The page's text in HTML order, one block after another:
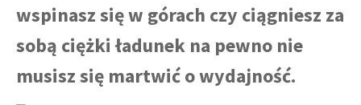
wspinasz się w górach czy ciągniesz za
sobą ciężki ładunek na pewno nie
musisz się martwić o wydajność.